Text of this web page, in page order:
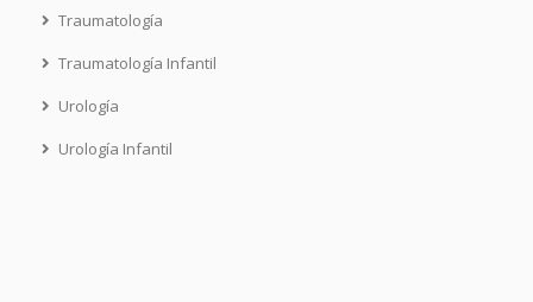
Traumatología
Traumatología Infantil
Urología
Urología Infantil